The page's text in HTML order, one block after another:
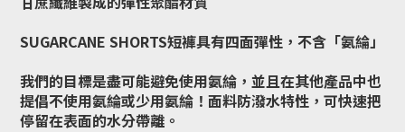
SUGARCANE SHORTS短褲具有四面彈性，不含「氨綸」
我們的目標是盡可能避免使用氨綸，並且在其他產品中也
提倡不使用氨綸或少用氨綸！面料防潑水特性，可快速把
停留在表面的水分帶離。